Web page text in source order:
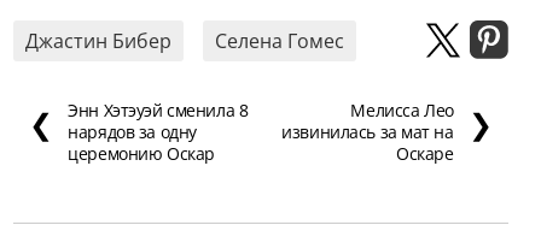
Джастин Бибер Селена Гомес
❮
Энн Хэтэуэй сменила 8
нарядов за одну
церемонию Оскар
Мелисса Лео
извинилась за мат на
Оскаре
❯